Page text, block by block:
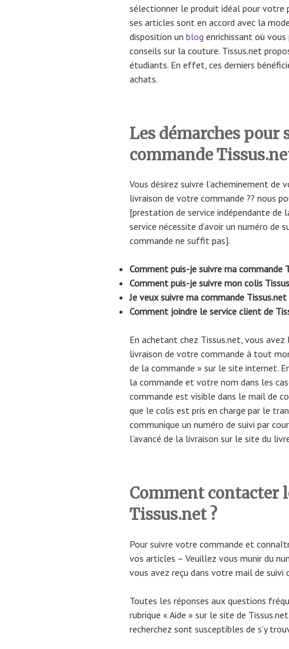
sélectionner le produit idéal pour votre
ses articles sont en accord avec la
disposition un blog enrichissant où
conseils sur la couture. Tissus.net
étudiants. En effet, ces derniers
achats.
Les démarches pour
commande
Vous désirez suivre l’acheminement
livraison de votre commande ?? nous
[prestation de service indépendante de
service nécessite d’avoir un numéro de
commande ne suffit pas].
Comment puis-je suivre ma commande
Comment puis-je suivre mon colis
Je veux suivre ma commande Tissus.net
Comment joindre le service client de
En achetant chez Tissus.net, vous
livraison de votre commande à tout
de la commande » sur le site internet.
la commande et votre nom dans les
commande est visible dans le mail de
que le colis est pris en charge par le
communique un numéro de suivi par
l’avancé de la livraison sur le site du
Comment contacter
Tissus.net ?
Pour suivre votre commande et
vos articles – Veuillez vous munir du
vous avez reçu dans votre mail de
Toutes les réponses aux questions
rubrique « Aide » sur le site de
recherchez sont susceptibles de s’y